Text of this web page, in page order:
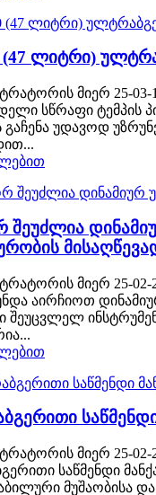
(47 ლიტრი)
მიერ 25-03-
სწრაფი ტემპის
გაჩენა უდავოდ
მიერ 25-02-
აირჩიოთ
შეუცვლელ
მიერ 25-02-
საწმენდი
მუშაობისა